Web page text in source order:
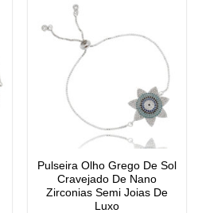
Pulseira Olho Grego De Sol
Cravejado De Nano
Zirconias Semi Joias De
Luxo